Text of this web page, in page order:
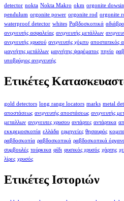
detector nokta Nokta Makro okm orgonite
pendulum orgonite power orgonite rod orgonite
waterproof detector whites Ραβδοσκοπικά
ανιχνευτής ασφαλείας ανιχνευτής μετάλλων
ανιχνευτής χρυσού ανιχνευτής χόμπυ αποστατικός
μαγνήτης μετάλλων μαγνήτης ψαρέματος πηνίο
υποβρύχιος ανιχνευτής
Ετικέτες
gold detectors long range locators marks metal
αποστάσεως ανιχνευτής αποστάσεως ανιχνευτής
μεταλλων ανιχνευτες χρυσου αντάρτες αντάρτικα
εκκρεμοσκοπία ελλάδα ερμηνείες θησαυρός
ραβδοσκοπία ραβδοσκοπικά ραβδοσκοπικά
συμβουλές τούρκικα φίδι φυσικός χρυσός χάρτης
λίρες χρυσός
Ετικέτες Ιστοριών